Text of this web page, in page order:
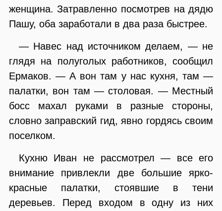
женщина. Затравленно посмотрев на дядю
Пашу, оба заработали в два раза быстрее.
— Навес над источником делаем, — не
глядя на полуголых работников, сообщил
Ермаков. — А вон там у нас кухня, там —
палатки, вон там — столовая. — Местный
босс махал руками в разные стороны,
словно заправский гид, явно гордясь своим
поселком.
Кухню Иван не рассмотрел — все его
внимание привлекли две большие ярко-
красные палатки, стоявшие в тени
деревьев. Перед входом в одну из них